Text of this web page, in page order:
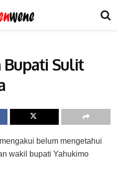
Bupati Sulit
belum mengetahui
wakil bupati Yahukimo